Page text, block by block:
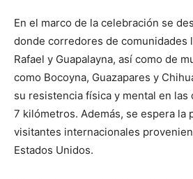
En el marco de la celebración se
donde corredores de comunidades
Rafael y Guapalayna, así como de
como Bocoyna, Guazapares y
su resistencia física y mental en las
7 kilómetros. Además, se espera la
visitantes internacionales
Estados Unidos.